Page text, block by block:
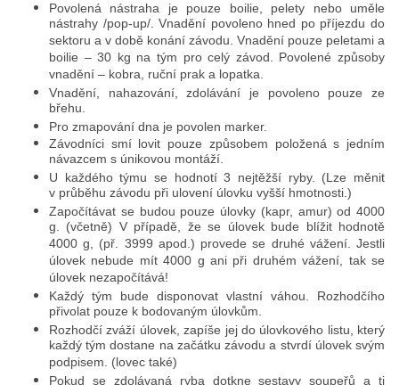
Povolená nástraha je pouze boilie, pelety nebo uměle
nástrahy /pop-up/. Vnadění povoleno hned po příjezdu do
sektoru a v době konání závodu. Vnadění pouze peletami a
boilie – 30 kg na tým pro celý závod. Povolené způsoby
vnadění – kobra, ruční prak a lopatka.
Vnadění, nahazování, zdolávání je povoleno pouze ze
břehu.
Pro zmapování dna je povolen marker.
Závodníci smí lovit pouze způsobem položená s jedním
návazcem s únikovou montáží.
U každého týmu se hodnotí 3 nejtěžší ryby. (Lze měnit
v průběhu závodu při ulovení úlovku vyšší hmotnosti.)
Započítávat se budou pouze úlovky (kapr, amur) od 4000
g. (včetně) V případě, že se úlovek bude blížit hodnotě
4000 g, (př. 3999 apod.) provede se druhé vážení. Jestli
úlovek nebude mít 4000 g ani při druhém vážení, tak se
úlovek nezapočítává!
Každý tým bude disponovat vlastní váhou. Rozhodčího
přivolat pouze k bodovaným úlovkům.
Rozhodčí zváží úlovek, zapíše jej do úlovkového listu, který
každý tým dostane na začátku závodu a stvrdí úlovek svým
podpisem. (lovec také)
Pokud se zdolávaná ryba dotkne sestavy soupeřů a ti